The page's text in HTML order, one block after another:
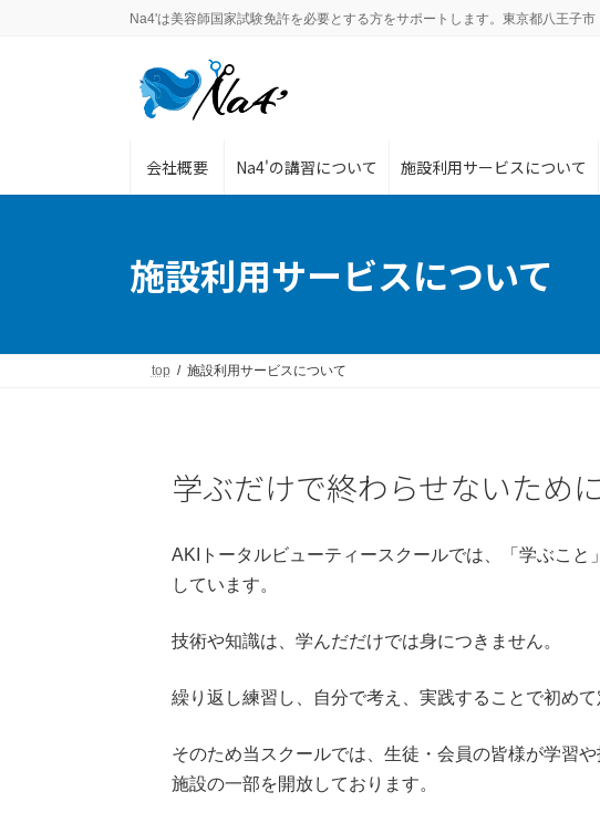
ッ
移
Na4'は美容師国家試験免許を必要とする方をサポートします。東京都八王子市
会社概要 Na4'の講習について 施設利用サービスについて
施設利用サービスについて
top 施設利用サービスについて
学ぶだけで終わらせないために
AKIトータルビューティースクールでは、「学ぶこと
しています。
技術や知識は、学んだだけでは身につきません。
繰り返し練習し、自分で考え、実践することで初めて
そのため当スクールでは、生徒・会員の皆様が学習
施設の一部を開放しております。